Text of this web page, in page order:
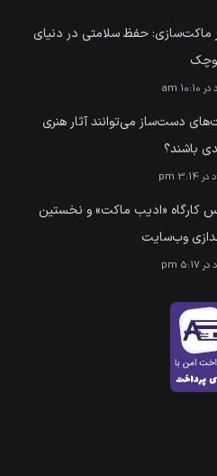
ماکت‌سازی: حفظ سلامتی در دنیای
دست‌ساز می‌توانند آثار هنری
باشند؟
کارگاه «ادیب ماکت» و نخستین
وب‌سایت